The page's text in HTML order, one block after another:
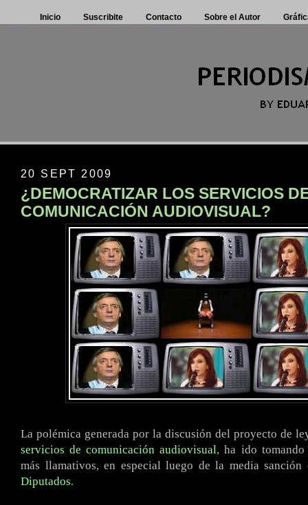
Inicio Suscribite Contacto Sobre el Autor
20 SEPT 2009
¿DEMOCRATIZAR LOS SERVICIOS
COMUNICACIÓN AUDIOVISUAL?
La polémica generada por la discusión del proyecto de
servicios de comunicación audiovisual, ha ido
más llamativos, en especial luego de la media
Diputados.